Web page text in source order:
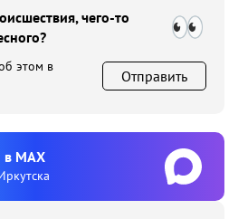
чего-то
этом в
Отправить
MAX